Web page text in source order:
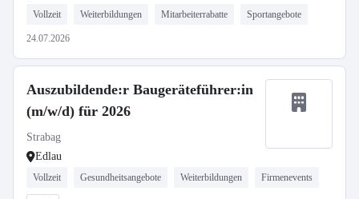
Vollzeit Weiterbildungen Mitarbeiterrabatte Sportangebote
24.07.2026
Auszubildende:r Baugeräteführer:in
(m/w/d) für 2026
Strabag
Edlau
Vollzeit Gesundheitsangebote Weiterbildungen Firmenevents